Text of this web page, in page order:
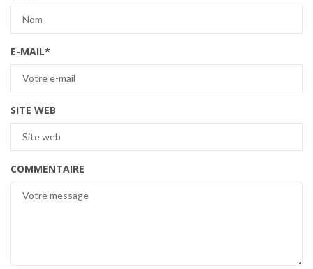
E-MAIL*
SITE WEB
COMMENTAIRE